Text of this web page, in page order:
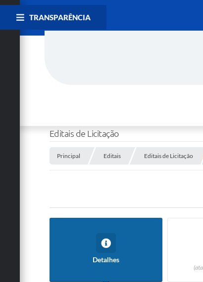
TRANSPARÊNCIA
Editais de Licitação
Principal Editais Editais de Licitação
Detalhes